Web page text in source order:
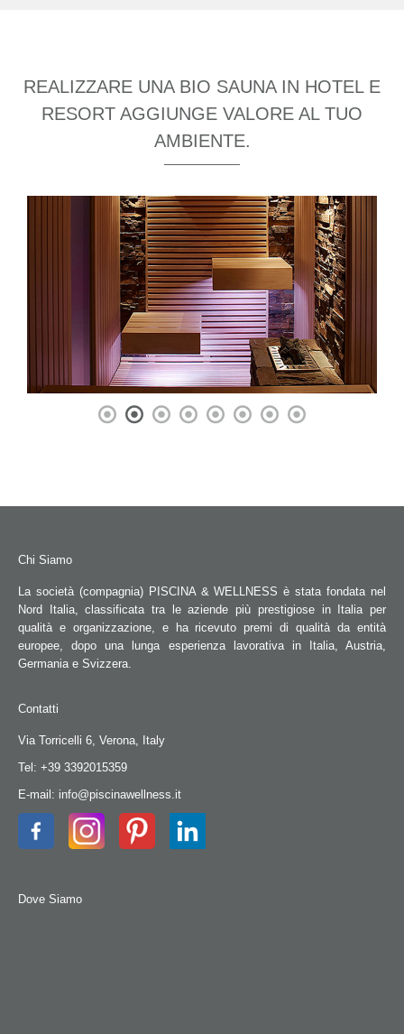
REALIZZARE UNA BIO SAUNA IN HOTEL E
RESORT AGGIUNGE VALORE AL TUO
AMBIENTE.
Chi Siamo
La società (compagnia) PISCINA & WELLNESS è stata fondata nel
Nord Italia, classificata tra le aziende più prestigiose in Italia per
qualità e organizzazione, e ha ricevuto premi di qualità da entità
europee, dopo una lunga esperienza lavorativa in Italia, Austria,
Germania e Svizzera.
Contatti
Via Torricelli 6, Verona, Italy
Tel: +39 3392015359
E-mail: info@piscinawellness.it
Dove Siamo